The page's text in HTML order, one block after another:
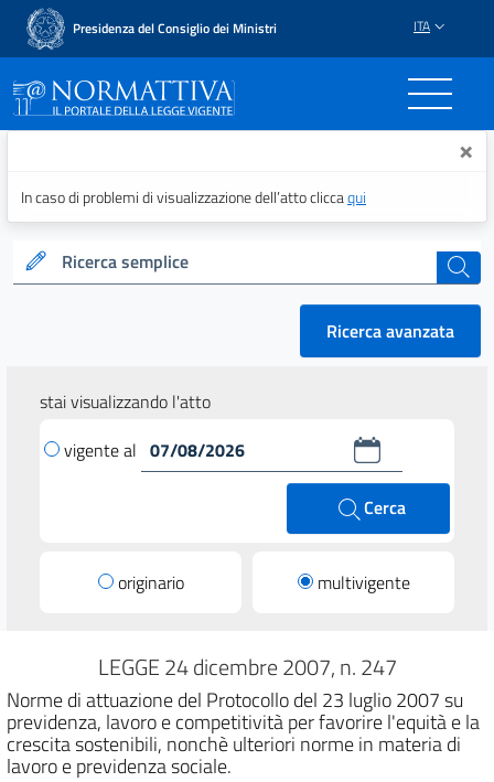
Presidenza del Consiglio dei Ministri ITA
Normattiva - Il portale ×
In caso di problemi di visualizzazione dell’atto cliccaqui
Ricerca semplice cerca
Ricerca avanzata
stai visualizzando l'atto
vigente al
Cerca
originario multivigente
LEGGE 24 dicembre 2007, n. 247
Norme di attuazione del Protocollo del 23 luglio 2007 su
previdenza, lavoro e competitività per favorire l'equità e la
crescita sostenibili, nonchè ulteriori norme in materia di
lavoro e previdenza sociale.